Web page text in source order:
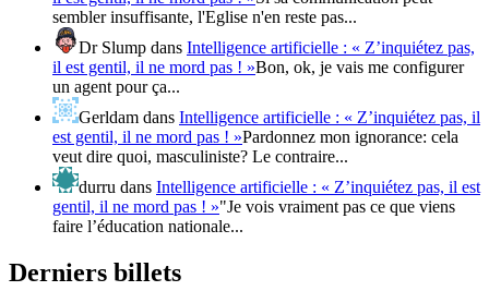
sembler insuffisante, l'Eglise n'en reste pas...
Dr Slump dans Intelligence artificielle : « Z’inquiétez pas,
il est gentil, il ne mord pas ! »Bon, ok, je vais me configurer
un agent pour ça...
Gerldam dans Intelligence artificielle : « Z’inquiétez pas, il
est gentil, il ne mord pas ! »Pardonnez mon ignorance: cela
veut dire quoi, masculiniste? Le contraire...
durru dans Intelligence artificielle : « Z’inquiétez pas, il est
gentil, il ne mord pas ! »"Je vois vraiment pas ce que viens
faire l’éducation nationale...
Derniers billets